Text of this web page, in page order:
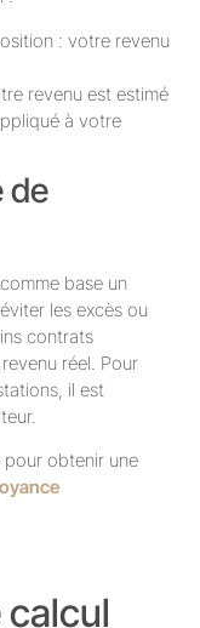
: votre revenu
revenu est estimé
à votre
de
base un
les excès ou
contrats
réel. Pour
il est
obtenir une
calcul